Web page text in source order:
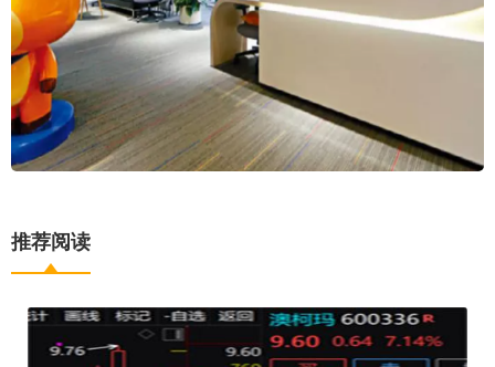
推荐阅读